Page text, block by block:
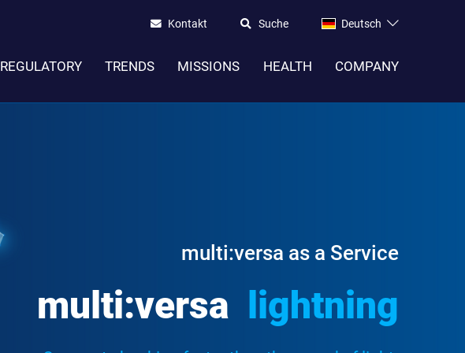
Kontakt Suche Deutsch
REGULATORY TRENDS MISSIONS HEALTH COMPANY
multi:versa as a Service
multi:versa lightning